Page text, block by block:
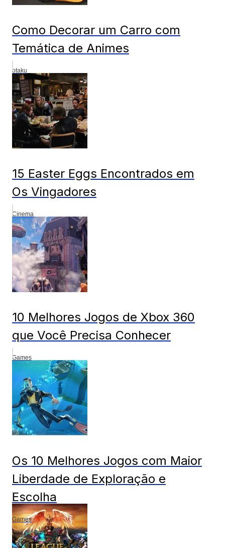
Como Decorar um Carro com
Temática de Animes
otaku
15 Easter Eggs Encontrados em
Os Vingadores
Cinema
10 Melhores Jogos de Xbox 360
que Você Precisa Conhecer
Games
Os 10 Melhores Jogos com Maior
Liberdade de Exploração e
Escolha
Games